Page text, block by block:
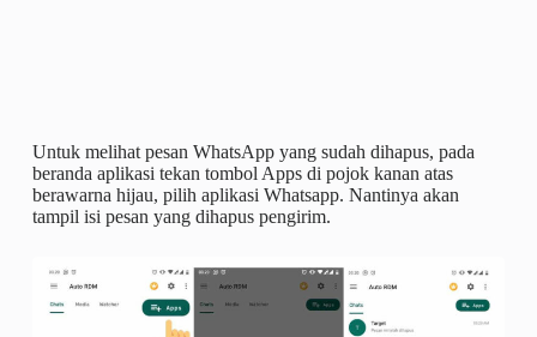
Untuk melihat pesan WhatsApp yang sudah dihapus, pada
beranda aplikasi tekan tombol Apps di pojok kanan atas
berawarna hijau, pilih aplikasi Whatsapp. Nantinya akan
tampil isi pesan yang dihapus pengirim.